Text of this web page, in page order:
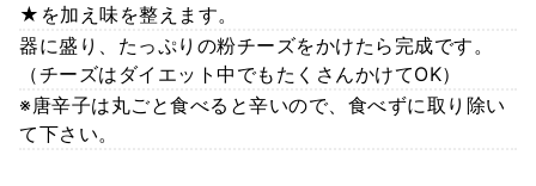
★を加え味を整えます。
器に盛り、たっぷりの粉チーズをかけたら完成です。
（チーズはダイエット中でもたくさんかけてOK）
※唐辛子は丸ごと食べると辛いので、食べずに取り除い
て下さい。